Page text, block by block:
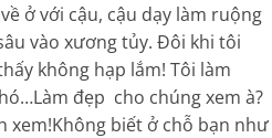
ở với cậu, cậu dạy làm ruộng
vào xương tủy. Đôi khi tôi
không hạp lắm! Tôi làm
đẹp cho chúng xem à?
xem!Không biết ở chỗ bạn như